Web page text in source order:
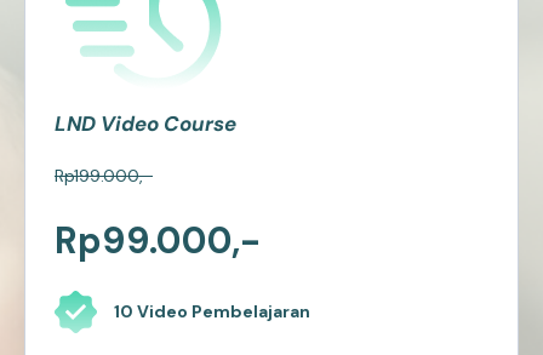
LND Video Course
Rp199.000,-
Rp99.000,-
10 Video Pembelajaran